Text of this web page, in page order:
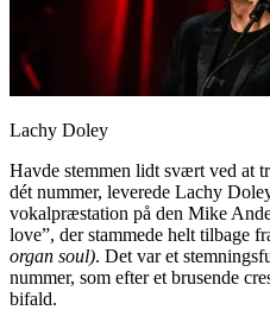
Lachy Doley
Havde stemmen lidt svært ved at
dét nummer, leverede Lachy
vokalpræstation på den Mike
love”, der stammede helt tilbage
organ soul). Det var et
nummer, som efter et brusende
bifald.